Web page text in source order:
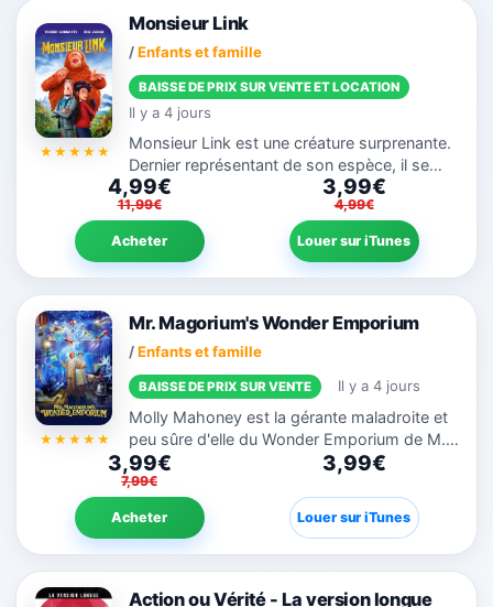
Monsieur Link
/Enfants et famille
BAISSE DE PRIX SUR VENTE ET LOCATION
Il y a 4 jours
Monsieur Link est une créature surprenante.
Dernier représentant de son espèce, il se
sent seul... Pour retrouver sa famille, il
approche le plus grand spécialiste des
mystères et des...
4,99€
11,99€
Acheter
3,99€
4,99€
Louer sur iTunes
Mr. Magorium's Wonder Emporium
/Enfants et famille
BAISSE DE PRIX SUR VENTE Il y a 4 jours
Molly Mahoney est la gérante maladroite et
peu sûre d'elle du Wonder Emporium de M.
Magorium, le magasin de jouets le plus
étrange, le plus fantastique et le plus
merveilleux au monde.
3,99€
7,99€
Acheter
3,99€
Louer sur iTunes
Action ou Vérité - La version longue